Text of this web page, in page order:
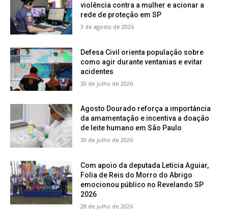
violência contra a mulher e acionar a
rede de proteção em SP
3 de agosto de 2026
Defesa Civil orienta população sobre
como agir durante ventanias e evitar
acidentes
30 de julho de 2026
Agosto Dourado reforça a importância
da amamentação e incentiva a doação
de leite humano em São Paulo
30 de julho de 2026
Com apoio da deputada Leticia Aguiar,
Folia de Reis do Morro do Abrigo
emocionou público no Revelando SP
2026
28 de julho de 2026